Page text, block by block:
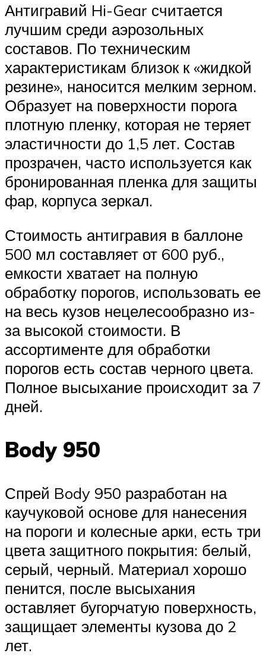
Антигравий Hi-Gear считается
лучшим среди аэрозольных
составов. По техническим
характеристикам близок к «жидкой
резине», наносится мелким зерном.
Образует на поверхности порога
плотную пленку, которая не теряет
эластичности до 1,5 лет. Состав
прозрачен, часто используется как
бронированная пленка для защиты
фар, корпуса зеркал.
Стоимость антигравия в баллоне
500 мл составляет от 600 руб.,
емкости хватает на полную
обработку порогов, использовать ее
на весь кузов нецелесообразно из-
за высокой стоимости. В
ассортименте для обработки
порогов есть состав черного цвета.
Полное высыхание происходит за 7
дней.
Body 950
Спрей Body 950 разработан на
каучуковой основе для нанесения
на пороги и колесные арки, есть три
цвета защитного покрытия: белый,
серый, черный. Материал хорошо
пенится, после высыхания
оставляет бугорчатую поверхность,
защищает элементы кузова до 2
лет.